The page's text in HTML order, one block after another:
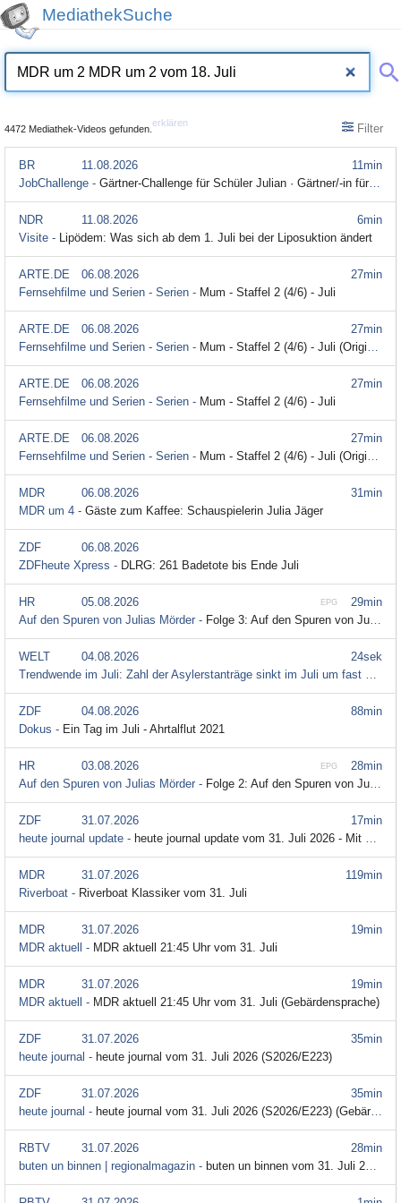
MediathekSuche
4472 Mediathek-Videos gefunden.
erklären Filter
11min
BR
11.08.2026
JobChallenge - Gärtner-Challenge für Schüler Julian · Gärtner/-in für Garten- und Landschaftsbau
6min
NDR
11.08.2026
Visite - Lipödem: Was sich ab dem 1. Juli bei der Liposuktion ändert
27min
ARTE.DE
06.08.2026
Fernsehfilme und Serien - Serien - Mum - Staffel 2 (4/6) - Juli
27min
ARTE.DE
06.08.2026
Fernsehfilme und Serien - Serien - Mum - Staffel 2 (4/6) - Juli (Originalversion mit Untertitel)
27min
ARTE.DE
06.08.2026
Fernsehfilme und Serien - Serien - Mum - Staffel 2 (4/6) - Juli
27min
ARTE.DE
06.08.2026
Fernsehfilme und Serien - Serien - Mum - Staffel 2 (4/6) - Juli (Originalversion mit Untertitel)
31min
MDR
06.08.2026
MDR um 4 - Gäste zum Kaffee: Schauspielerin Julia Jäger
ZDF
06.08.2026
ZDFheute Xpress - DLRG: 261 Badetote bis Ende Juli
29min
EPG
HR
05.08.2026
Auf den Spuren von Julias Mörder - Folge 3: Auf den Spuren von Julias Mörder
24sek
WELT
04.08.2026
Trendwende im Juli: Zahl der Asylerstanträge sinkt im Juli um fast die Hälfte -
88min
ZDF
04.08.2026
Dokus - Ein Tag im Juli - Ahrtalflut 2021
28min
EPG
HR
03.08.2026
Auf den Spuren von Julias Mörder - Folge 2: Auf den Spuren von Julias Mörder
17min
ZDF
31.07.2026
heute journal update - heute journal update vom 31. Juli 2026 - Mit den Themen: Ansturm auf Ceuta - Zehntausende überwinden Grenzanlage; Ebola-Ausbruch im Kongo - Virus verbreitet sich rasant; Olympiagold vor 50 Jahren - Größter Fußball-Triumph der DDR (S2026/E139)
119min
MDR
31.07.2026
Riverboat - Riverboat Klassiker vom 31. Juli
19min
MDR
31.07.2026
MDR aktuell - MDR aktuell 21:45 Uhr vom 31. Juli
19min
MDR
31.07.2026
MDR aktuell - MDR aktuell 21:45 Uhr vom 31. Juli (Gebärdensprache)
35min
ZDF
31.07.2026
heute journal - heute journal vom 31. Juli 2026 (S2026/E223)
35min
ZDF
31.07.2026
heute journal - heute journal vom 31. Juli 2026 (S2026/E223) (Gebärdensprache)
28min
RBTV
31.07.2026
buten un binnen | regionalmagazin - buten un binnen vom 31. Juli 2026